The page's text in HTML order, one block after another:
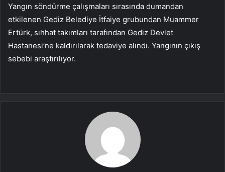
Yangın söndürme çalışmaları sırasında dumandan
etkilenen Gediz Belediye İtfaiye grubundan Muammer
Ertürk, sıhhat takımları tarafından Gediz Devlet
Hastanesi’ne kaldırılarak tedaviye alındı. Yangının çıkış
sebebi araştırılıyor.